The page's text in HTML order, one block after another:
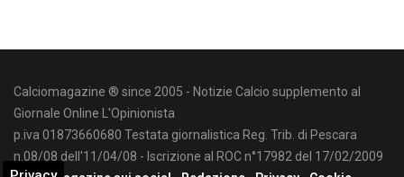
Calciomagazine ® since 2005 - Notizie Calcio supplemento al
Giornale Online L'Opinionista
p.iva 01873660680 Testata giornalistica Reg. Trib. di Pescara
n.08/08 dell'11/04/08 - Iscrizione al ROC n°17982 del 17/02/2009